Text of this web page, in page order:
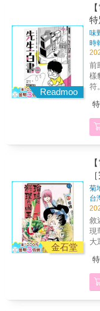
（
冨
不
冨
網
始
的
&
Readmoo
特
味
時
前
樣
符
&
☆
冨
不
冨
網
始
氣
的
金石堂
菊
台
敘
現
大
堂